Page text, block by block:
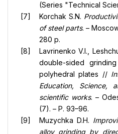
(Series "Technical
Korchak S.N.
of steel parts. –
280 p.
Lavrinenko V.I.,
double-sided
polyhedral plates //
Education, Science,
scientific works. –
(7). – P. 93–96.
Muzychka D.H.
alloy grinding by